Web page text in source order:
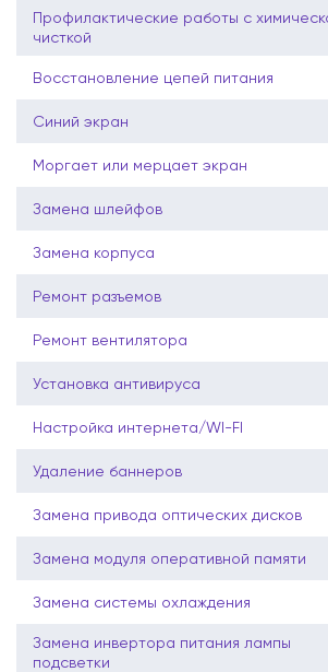
Профилактические работы с
чисткой
Восстановление цепей питания
Синий экран
Моргает или мерцает экран
Замена шлейфов
Замена корпуса
Ремонт разъемов
Ремонт вентилятора
Установка антивируса
Настройка интернета/WI-FI
Удаление баннеров
Замена привода оптических дисков
Замена модуля оперативной памяти
Замена системы охлаждения
Замена инвертора питания лампы
подсветки